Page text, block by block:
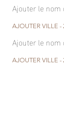
Ajouter le nom
AJOUTER VILLE -
Ajouter le nom
AJOUTER VILLE -